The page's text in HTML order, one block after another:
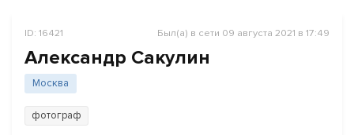
ID: 16421 Был(а) в сети 09 августа 2021 в 17:49
Александр Сакулин
Москва
фотограф